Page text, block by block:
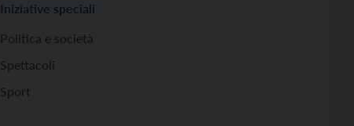
Iniziative speciali
Politica e società
Spettacoli
Sport